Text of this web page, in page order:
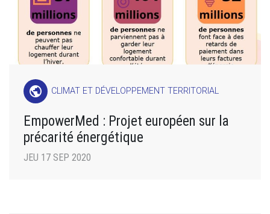
public CLIMAT ET DÉVELOPPEMENT TERRITORIAL
EmpowerMed : Projet européen sur la
précarité énergétique
JEU 17 SEP 2020